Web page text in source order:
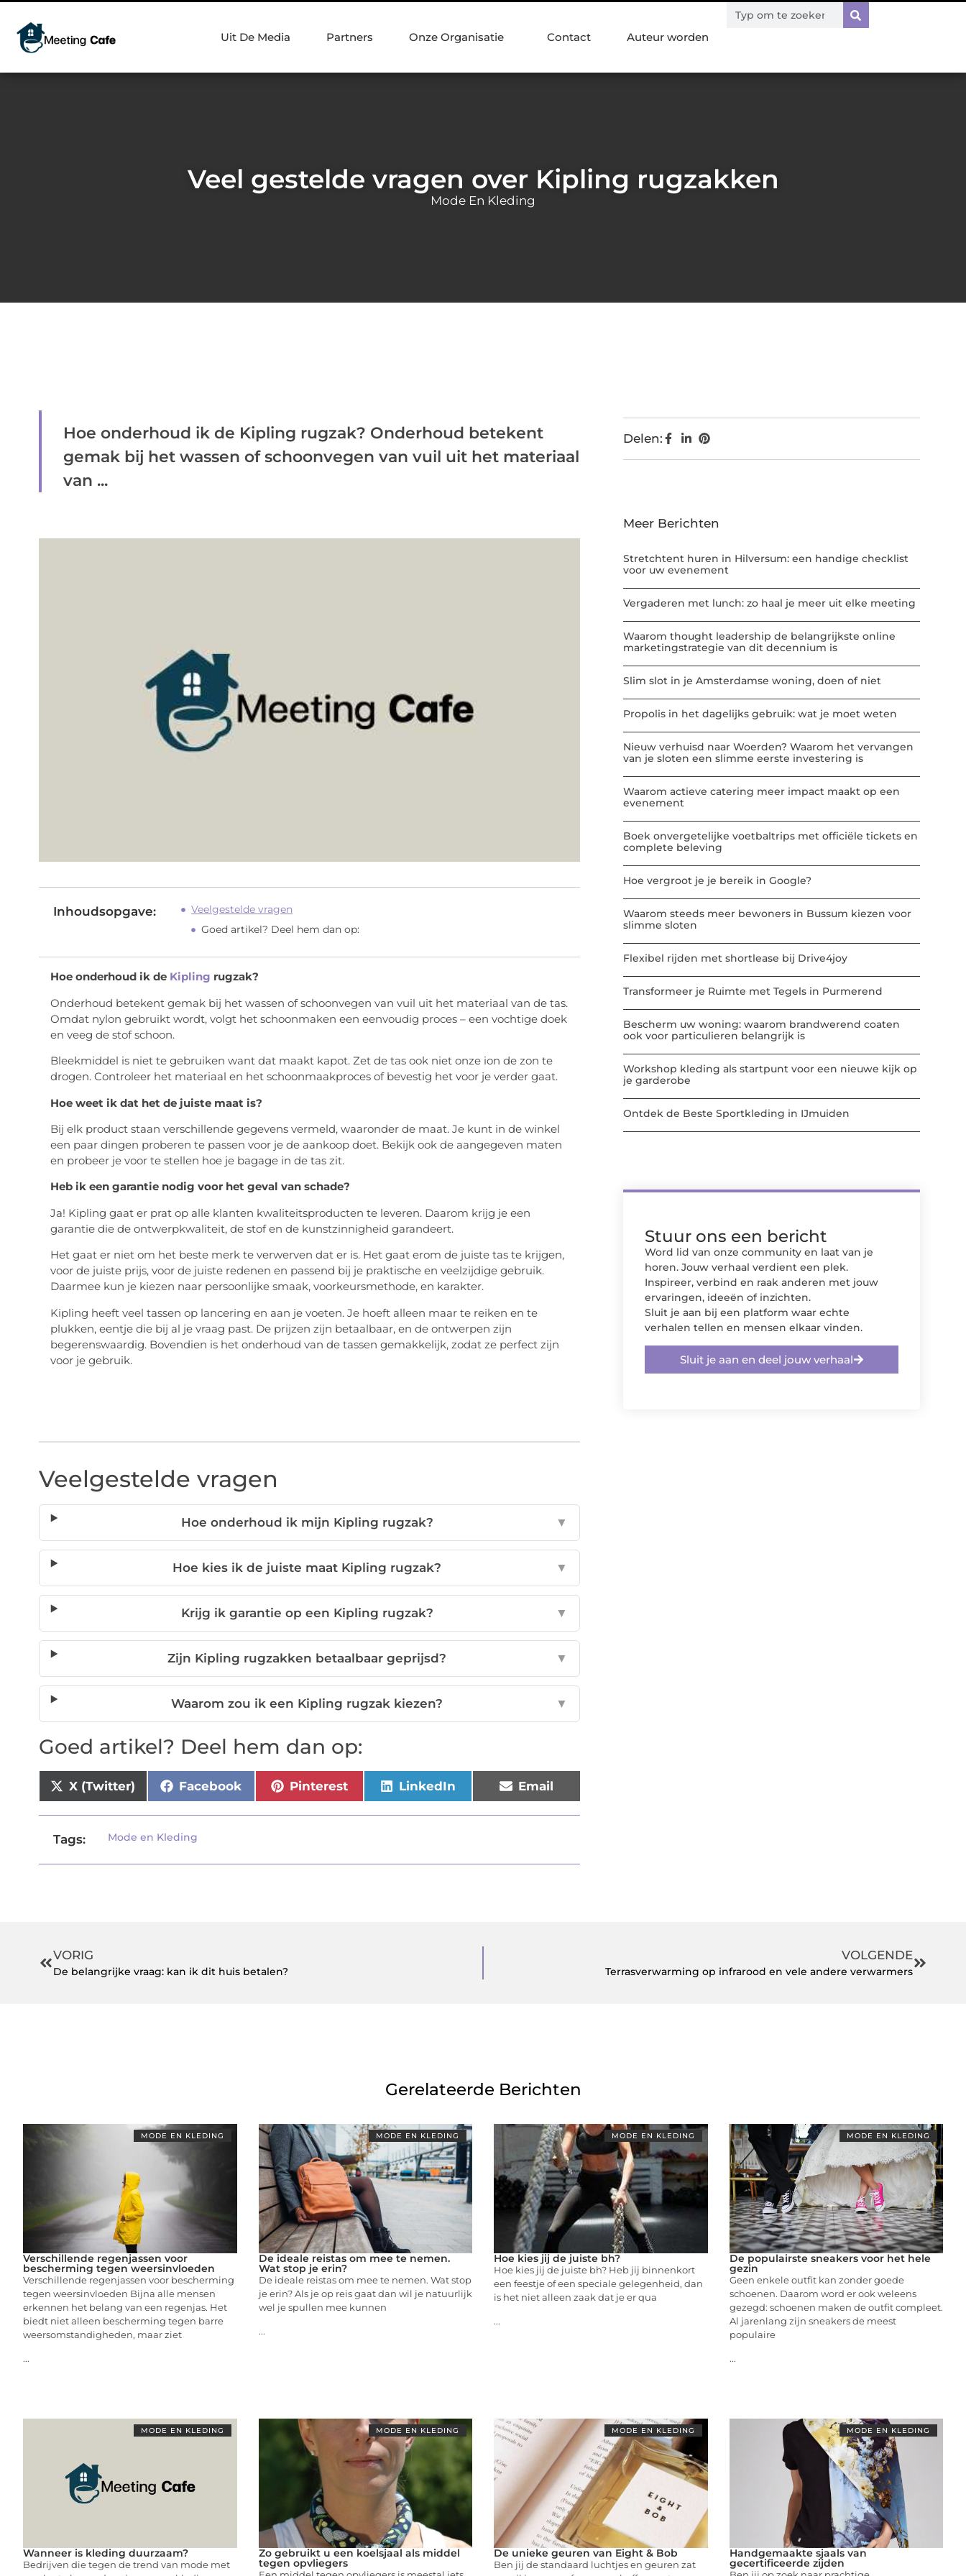
Uit De Media Partners Onze Organisatie Contact Auteur worden
Veel gestelde vragen over Kipling rugzakken
Mode En Kleding
Hoe onderhoud ik de Kipling rugzak? Onderhoud betekent
gemak bij het wassen of schoonvegen van vuil uit het materiaal
van ...
Inhoudsopgave:
Veelgestelde vragen
Goed artikel? Deel hem dan op:
Hoe onderhoud ik de Kipling rugzak?
Onderhoud betekent gemak bij het wassen of schoonvegen van vuil uit het materiaal van de tas.
Omdat nylon gebruikt wordt, volgt het schoonmaken een eenvoudig proces – een vochtige doek
en veeg de stof schoon.
Bleekmiddel is niet te gebruiken want dat maakt kapot. Zet de tas ook niet onze ion de zon te
drogen. Controleer het materiaal en het schoonmaakproces of bevestig het voor je verder gaat.
Hoe weet ik dat het de juiste maat is?
Bij elk product staan verschillende gegevens vermeld, waaronder de maat. Je kunt in de winkel
een paar dingen proberen te passen voor je de aankoop doet. Bekijk ook de aangegeven maten
en probeer je voor te stellen hoe je bagage in de tas zit.
Heb ik een garantie nodig voor het geval van schade?
Ja! Kipling gaat er prat op alle klanten kwaliteitsproducten te leveren. Daarom krijg je een
garantie die de ontwerpkwaliteit, de stof en de kunstzinnigheid garandeert.
Het gaat er niet om het beste merk te verwerven dat er is. Het gaat erom de juiste tas te krijgen,
voor de juiste prijs, voor de juiste redenen en passend bij je praktische en veelzijdige gebruik.
Daarmee kun je kiezen naar persoonlijke smaak, voorkeursmethode, en karakter.
Kipling heeft veel tassen op lancering en aan je voeten. Je hoeft alleen maar te reiken en te
plukken, eentje die bij al je vraag past. De prijzen zijn betaalbaar, en de ontwerpen zijn
begerenswaardig. Bovendien is het onderhoud van de tassen gemakkelijk, zodat ze perfect zijn
voor je gebruik.
Veelgestelde vragen
Hoe onderhoud ik mijn Kipling rugzak? ▼
Hoe kies ik de juiste maat Kipling rugzak? ▼
Krijg ik garantie op een Kipling rugzak? ▼
Zijn Kipling rugzakken betaalbaar geprijsd? ▼
Waarom zou ik een Kipling rugzak kiezen? ▼
Goed artikel? Deel hem dan op:
X (Twitter) Facebook Pinterest LinkedIn Email
Tags: Mode en Kleding
Delen:
Meer Berichten
Stretchtent huren in Hilversum: een handige checklist
voor uw evenement
Vergaderen met lunch: zo haal je meer uit elke meeting
Waarom thought leadership de belangrijkste online
marketingstrategie van dit decennium is
Slim slot in je Amsterdamse woning, doen of niet
Propolis in het dagelijks gebruik: wat je moet weten
Nieuw verhuisd naar Woerden? Waarom het vervangen
van je sloten een slimme eerste investering is
Waarom actieve catering meer impact maakt op een
evenement
Boek onvergetelijke voetbaltrips met officiële tickets en
complete beleving
Hoe vergroot je je bereik in Google?
Waarom steeds meer bewoners in Bussum kiezen voor
slimme sloten
Flexibel rijden met shortlease bij Drive4joy
Transformeer je Ruimte met Tegels in Purmerend
Bescherm uw woning: waarom brandwerend coaten
ook voor particulieren belangrijk is
Workshop kleding als startpunt voor een nieuwe kijk op
je garderobe
Ontdek de Beste Sportkleding in IJmuiden
Stuur ons een bericht
Word lid van onze community en laat van je
horen. Jouw verhaal verdient een plek.
Inspireer, verbind en raak anderen met jouw
ervaringen, ideeën of inzichten.
Sluit je aan bij een platform waar echte
verhalen tellen en mensen elkaar vinden.
Sluit je aan en deel jouw verhaal
VORIG
De belangrijke vraag: kan ik dit huis betalen?
VOLGENDE
Terrasverwarming op infrarood en vele andere verwarmers
Gerelateerde Berichten
MODE EN KLEDING
Verschillende regenjassen voor
bescherming tegen weersinvloeden
Verschillende regenjassen voor bescherming
tegen weersinvloeden Bijna alle mensen
erkennen het belang van een regenjas. Het
biedt niet alleen bescherming tegen barre
weersomstandigheden, maar ziet
...
MODE EN KLEDING
De ideale reistas om mee te nemen.
Wat stop je erin?
De ideale reistas om mee te nemen. Wat stop
je erin? Als je op reis gaat dan wil je natuurlijk
wel je spullen mee kunnen
...
MODE EN KLEDING
Hoe kies jij de juiste bh?
Hoe kies jij de juiste bh? Heb jij binnenkort
een feestje of een speciale gelegenheid, dan
is het niet alleen zaak dat je er qua
...
MODE EN KLEDING
De populairste sneakers voor het hele
gezin
Geen enkele outfit kan zonder goede
schoenen. Daarom word er ook weleens
gezegd: schoenen maken de outfit compleet.
Al jarenlang zijn sneakers de meest
populaire
...
MODE EN KLEDING
Wanneer is kleding duurzaam?
Bedrijven die tegen de trend van mode met
MODE EN KLEDING
Zo gebruikt u een koelsjaal als middel
tegen opvliegers
MODE EN KLEDING
De unieke geuren van Eight & Bob
Ben jij de standaard luchtjes en geuren zat
MODE EN KLEDING
Handgemaakte sjaals van
gecertificeerde zijden